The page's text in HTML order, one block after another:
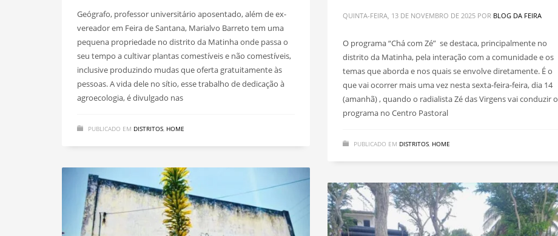
Geógrafo, professor universitário aposentado, além de ex-
vereador em Feira de Santana, Marialvo Barreto tem uma
pequena propriedade no distrito da Matinha onde passa o
seu tempo a cultivar plantas comestíveis e não comestíveis,
inclusive produzindo mudas que oferta gratuitamente às
pessoas. A vida dele no sítio, esse trabalho de dedicação à
agroecologia, é divulgado nas
PUBLICADO EM DISTRITOS, HOME
QUINTA-FEIRA, 13 DE NOVEMBRO DE 2025 POR BLOG DA FEIRA
O programa “Chá com Zé” se destaca, principalmente no
distrito da Matinha, pela interação com a comunidade e os
temas que aborda e nos quais se envolve diretamente. É o
que vai ocorrer mais uma vez nesta sexta-feira-feira, dia 14
(amanhã) , quando o radialista Zé das Virgens vai conduzir o
programa no Centro Pastoral
PUBLICADO EM DISTRITOS, HOME